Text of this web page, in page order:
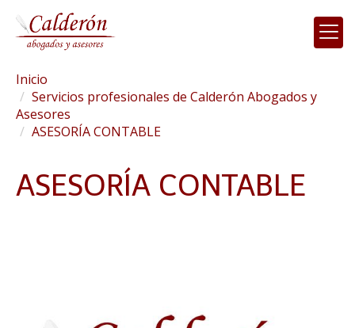
Inicio
Servicios profesionales de Calderón Abogados y
Asesores
ASESORÍA CONTABLE
ASESORÍA CONTABLE